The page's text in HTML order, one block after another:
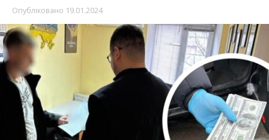
Опубліковано 19.01.2024